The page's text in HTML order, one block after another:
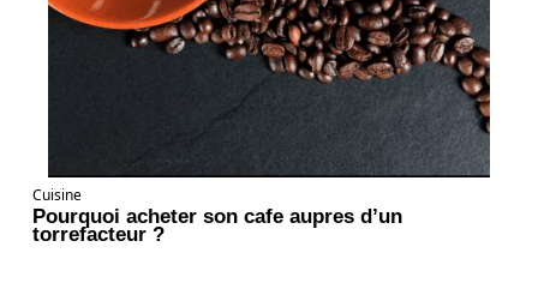
Cuisine
Pourquoi acheter son cafe aupres d’un
torrefacteur ?